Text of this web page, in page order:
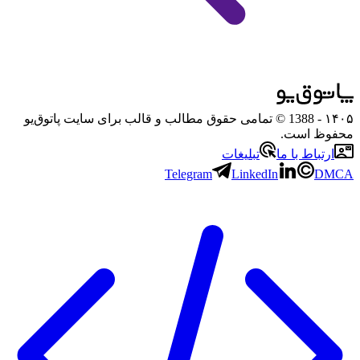
۱۴۰۵
- 1388 © تمامی حقوق مطالب و قالب برای سایت پاتوق‌یو
محفوظ است.
ارتباط با ما
تبلیغات
Telegram
LinkedIn DMCA